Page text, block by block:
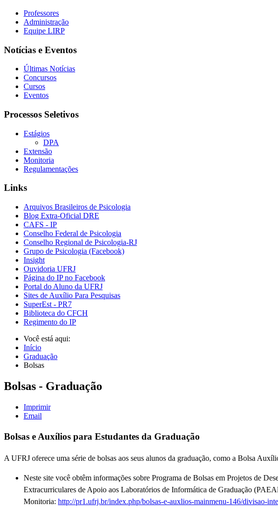
Professores
Administração
Equipe LIRP
Notícias e Eventos
Últimas Notícias
Concursos
Cursos
Eventos
Processos Seletivos
Estágios
DPA
Extensão
Monitoria
Regulamentações
Links
Arquivos Brasileiros de Psicologia
Blog Extra-Oficial DRE
CAFS - IP
Conselho Federal de Psicologia
Conselho Regional de Psicologia-RJ
Grupo de Psicologia (Facebook)
Insight
Ouvidoria UFRJ
Página do IP no Facebook
Portal do Aluno da UFRJ
Sites de Auxílio Para Pesquisas
SuperEst - PR7
Biblioteca do CFCH
Regimento do IP
Você está aqui:
Início
Graduação
Bolsas
Bolsas - Graduação
Imprimir
Email
Bolsas e Auxílios para Estudantes da Graduação
A UFRJ oferece uma série de bolsas aos seus alunos da graduação, como a Bolsa
Neste site você obtêm informações sobre Programa de Bolsas em Projetos de
Extracurriculares de Apoio aos Laboratórios de Informática de Graduação
Monitoria: http://pr1.ufrj.br/index.php/bolsas-e-auxlios-mainmenu-146/divisao-